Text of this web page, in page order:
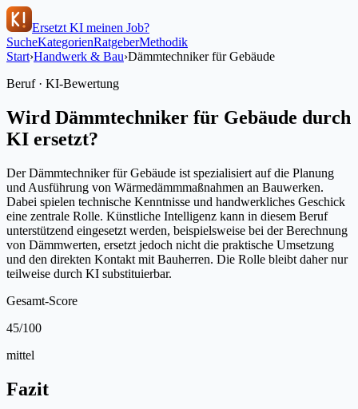
Ersetzt KI meinen Job?
SucheKategorienRatgeberMethodik
Start›Handwerk & Bau›Dämmtechniker für Gebäude
Beruf · KI-Bewertung
Wird Dämmtechniker für Gebäude durch
KI ersetzt?
Der Dämmtechniker für Gebäude ist spezialisiert auf die Planung
und Ausführung von Wärmedämmmaßnahmen an Bauwerken.
Dabei spielen technische Kenntnisse und handwerkliches Geschick
eine zentrale Rolle. Künstliche Intelligenz kann in diesem Beruf
unterstützend eingesetzt werden, beispielsweise bei der Berechnung
von Dämmwerten, ersetzt jedoch nicht die praktische Umsetzung
und den direkten Kontakt mit Bauherren. Die Rolle bleibt daher nur
teilweise durch KI substituierbar.
Gesamt-Score
45/100
mittel
Fazit